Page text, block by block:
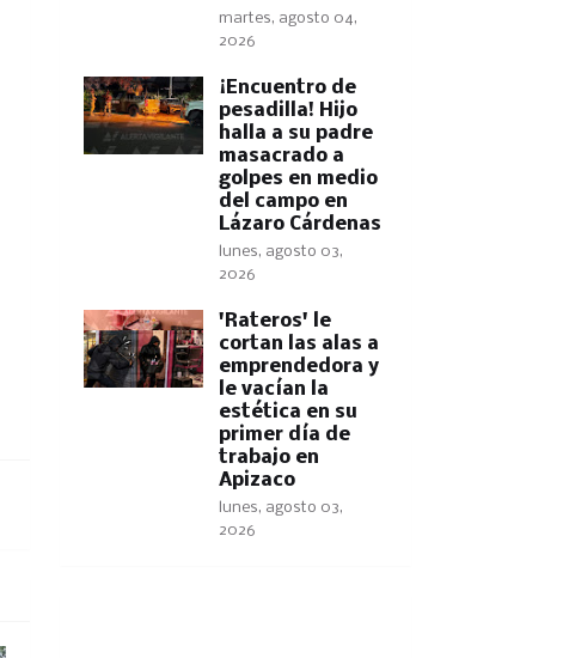
martes, agosto 04,
2026
​¡Encuentro de
pesadilla! Hijo
halla a su padre
masacrado a
golpes en medio
del campo en
Lázaro Cárdenas
lunes, agosto 03,
2026
'Rateros' le
cortan las alas a
emprendedora y
le vacían la
estética en su
primer día de
trabajo en
Apizaco
lunes, agosto 03,
2026